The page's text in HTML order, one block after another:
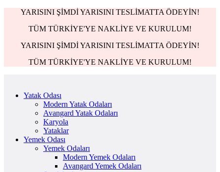
YARISINI ŞİMDİ YARISINI TESLİMATTA ÖDEYİN!
TÜM TÜRKİYE'YE NAKLİYE VE KURULUM!
YARISINI ŞİMDİ YARISINI TESLİMATTA ÖDEYİN!
TÜM TÜRKİYE'YE NAKLİYE VE KURULUM!
Yatak Odası
Modern Yatak Odaları
Avangard Yatak Odaları
Karyola
Yataklar
Yemek Odası
Yemek Odaları
Modern Yemek Odaları
Avangard Yemek Odaları